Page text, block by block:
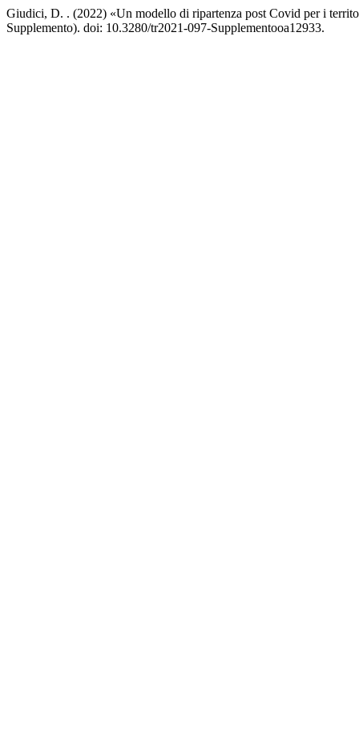
Giudici, D. . (2022) «Un modello di ripartenza post Covid per i
Supplemento). doi: 10.3280/tr2021-097-Supplementooa12933.